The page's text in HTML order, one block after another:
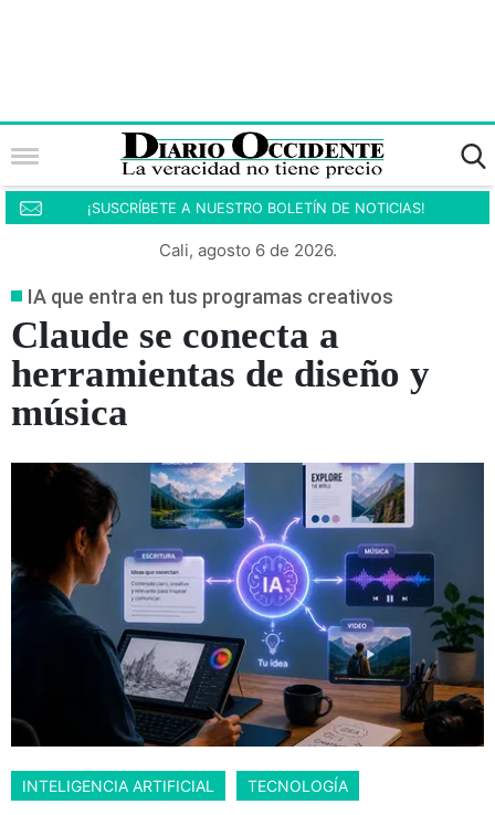
¡SUSCRÍBETE A NUESTRO BOLETÍN DE NOTICIAS!
Cali, agosto 6 de 2026.
IA que entra en tus programas creativos
Claude se conecta a
herramientas de diseño y
música
INTELIGENCIA ARTIFICIAL TECNOLOGÍA